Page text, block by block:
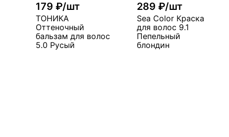
179 ₽/шт
ТОНИКА
Оттеночный
бальзам для волос
5.0 Русый
289 ₽/шт
Sea Color Краска
для волос 9.1
Пепельный
блондин